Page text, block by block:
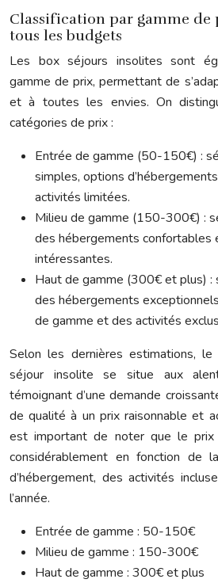
Classification par gamme de
tous les budgets
Les box séjours insolites sont
gamme de prix, permettant de
et à toutes les envies. On
catégories de prix :
Entrée de gamme (50-150€) :
simples, options
activités limitées.
Milieu de gamme (150-300€) :
des hébergements confortables
intéressantes.
Haut de gamme (300€ et plus) :
des hébergements
de gamme et des activités
Selon les dernières estimations, le
séjour insolite se situe aux
témoignant d’une demande
de qualité à un prix raisonnable et
est important de noter que le prix
considérablement en fonction de
d’hébergement, des activités
l’année.
Entrée de gamme : 50-150€
Milieu de gamme : 150-300€
Haut de gamme : 300€ et plus